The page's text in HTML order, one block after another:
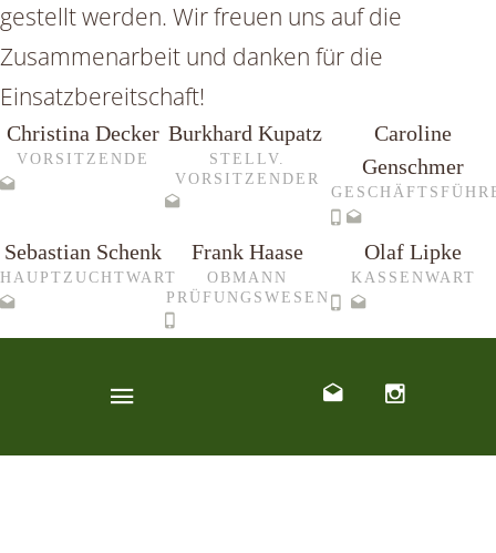
gestellt werden. Wir freuen uns auf die
Zusammenarbeit und danken für die
Einsatzbereitschaft!
Christina Decker
VORSITZENDE
Burkhard Kupatz
STELLV.
VORSITZENDER
Caroline
Genschmer
Sebastian Schenk
HAUPTZUCHTWART
Frank Haase
OBMANN
PRÜFUNGSWESEN
Olaf Lipke
KASSENWART